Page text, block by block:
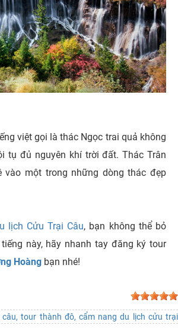
việt gọi là thác Ngọc trai quả không
tụ đủ nguyên khí trời đất. Thác Trân
vào một trong những dòng thác đẹp
lịch Cửu Trại Câu, bạn không thể bỏ
này, hãy nhanh tay đăng ký tour
Hoàng bạn nhé!
tour thành đô, cẩm nang du lịch cửu trại